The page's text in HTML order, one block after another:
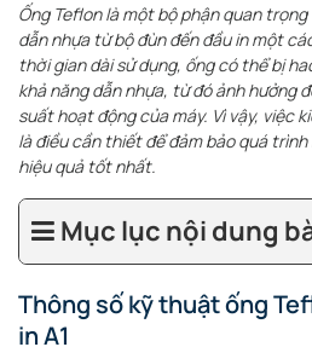
Ống Teflon là một bộ phận quan
dẫn nhựa từ bộ đùn đến đầu in một
thời gian dài sử dụng, ống có thể bị
khả năng dẫn nhựa, từ đó ảnh hưởng
suất hoạt động của máy. Vì vậy, việc
là điều cần thiết để đảm bảo quá trình
hiệu quả tốt nhất.
Mục lục nội dung
Thông số kỹ thuật ống
in A1